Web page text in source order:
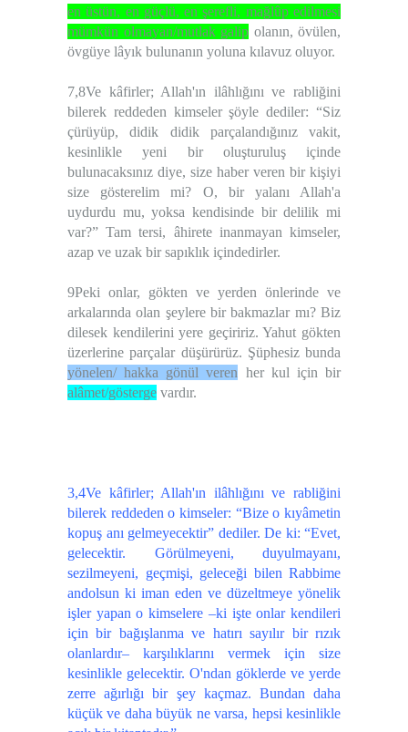
en üstün, en güçlü, en şerefli, mağlûp edilmesi
mümkün olmayan/mutlak galip olanın, övülen,
övgüye lâyık bulunanın yoluna kılavuz oluyor.
7,8Ve kâfirler; Allah'ın ilâhlığını ve rabliğini
bilerek reddeden kimseler şöyle dediler: “Siz
çürüyüp, didik didik parçalandığınız vakit,
kesinlikle yeni bir oluşturuluş içinde
bulunacaksınız diye, size haber veren bir kişiyi
size gösterelim mi? O, bir yalanı Allah'a
uydurdu mu, yoksa kendisinde bir delilik mi
var?” Tam tersi, âhirete inanmayan kimseler,
azap ve uzak bir sapıklık içindedirler.
9Peki onlar, gökten ve yerden önlerinde ve
arkalarında olan şeylere bir bakmazlar mı? Biz
dilesek kendilerini yere geçiririz. Yahut gökten
üzerlerine parçalar düşürürüz. Şüphesiz bunda
yönelen/ hakka gönül veren her kul için bir
alâmet/gösterge vardır.
3,4Ve kâfirler; Allah'ın ilâhlığını ve rabliğini
bilerek reddeden o kimseler: “Bize o kıyâmetin
kopuş anı gelmeyecektir” dediler. De ki: “Evet,
gelecektir. Görülmeyeni, duyulmayanı,
sezilmeyeni, geçmişi, geleceği bilen Rabbime
andolsun ki iman eden ve düzeltmeye yönelik
işler yapan o kimselere –ki işte onlar kendileri
için bir bağışlanma ve hatırı sayılır bir rızık
olanlardır– karşılıklarını vermek için size
kesinlikle gelecektir. O'ndan göklerde ve yerde
zerre ağırlığı bir şey kaçmaz. Bundan daha
küçük ve daha büyük ne varsa, hepsi kesinlikle